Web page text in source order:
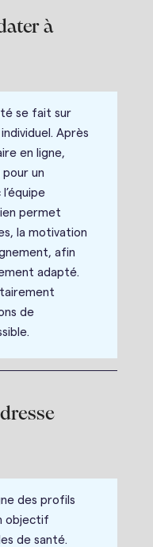
à
se fait sur
Après
en ligne,
un
permet
la motivation
afin
adapté.
de
des profils
objectif
de santé.